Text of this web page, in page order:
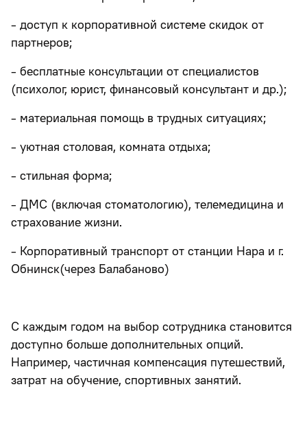
- доступ к корпоративной системе скидок от
партнеров;
- бесплатные консультации от специалистов
(психолог, юрист, финансовый консультант и др.);
- материальная помощь в трудных ситуациях;
- уютная столовая, комната отдыха;
- стильная форма;
- ДМС (включая стоматологию), телемедицина и
страхование жизни.
- Корпоративный транспорт от станции Нара и г.
Обнинск(через Балабаново)
С каждым годом на выбор сотрудника становится
доступно больше дополнительных опций.
Например, частичная компенсация путешествий,
затрат на обучение, спортивных занятий.